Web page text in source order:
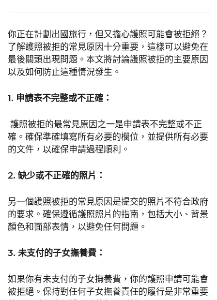
你正在計劃出國旅行，但又擔心護照可能會被拒絕？
了解護照被拒的常見原因十分重要，這樣可以避免在
最後關頭出現問題。本文將討論護照被拒的主要原因
以及如何防止這種情況發生。
1. 申請表不完整或不正確：
護照被拒的最常見原因之一是申請表不完整或不正
確。確保準確填寫所有必要的欄位，並提供所有必要
的文件，以確保申請過程順利。
2. 缺少或不正確的照片：
另一個護照被拒的常見原因是提交的照片不符合政府
的要求。確保遵循護照照片的指南，包括大小、背景
顏色和面部表情，以避免任何問題。
3. 未支付的子女撫養費：
如果你有未支付的子女撫養費，你的護照申請可能會
被拒絕。保持對任何子女撫養責任的履行是非常重要